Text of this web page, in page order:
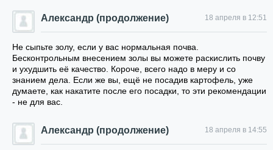
Александр (продолжение) 18 апреля в 12:51
Не сыпьте золу, если у вас нормальная почва.
Бесконтрольным внесением золы вы можете раскислить почву
и ухудшить её качество. Короче, всего надо в меру и со
знанием дела. Если же вы, ещё не посадив картофель, уже
думаете, как накатите после его посадки, то эти рекомендации
- не для вас.
Александр (продолжение) 18 апреля в 14:55